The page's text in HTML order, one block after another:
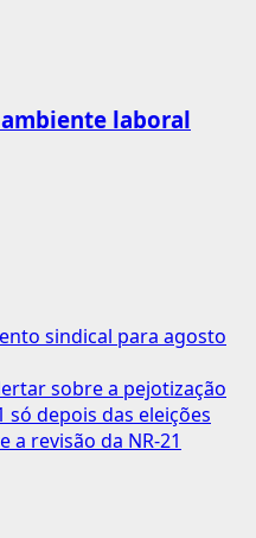
ambiente laboral
sindical para agosto
sobre a pejotização
depois das eleições
revisão da NR-21